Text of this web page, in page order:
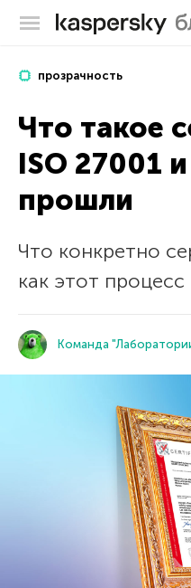
прозрачность
Что такое
ISO 27001
прошли
Что конкретно
как этот
Команда